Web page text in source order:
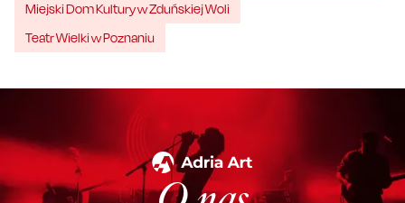
Miejski Dom Kultury w Zduńskiej Woli
Teatr Wielki w Poznaniu